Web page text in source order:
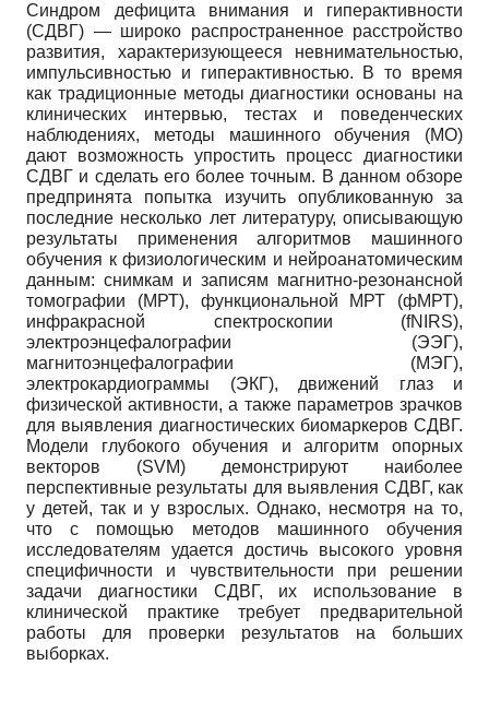
Синдром дефицита внимания и гиперактивности
(СДВГ) — широко распространенное расстройство
развития, характеризующееся невнимательностью,
импульсивностью и гиперактивностью. В то время
как традиционные методы диагностики основаны на
клинических интервью, тестах и поведенческих
наблюдениях, методы машинного обучения (МО)
дают возможность упростить процесс диагностики
СДВГ и сделать его более точным. В данном обзоре
предпринята попытка изучить опубликованную за
последние несколько лет литературу, описывающую
результаты применения алгоритмов машинного
обучения к физиологическим и нейроанатомическим
данным: снимкам и записям магнитно-резонансной
томографии (МРТ), функциональной МРТ (фМРТ),
инфракрасной спектроскопии (fNIRS),
электроэнцефалографии (ЭЭГ),
магнитоэнцефалографии (МЭГ),
электрокардиограммы (ЭКГ), движений глаз и
физической активности, а также параметров зрачков
для выявления диагностических биомаркеров СДВГ.
Модели глубокого обучения и алгоритм опорных
векторов (SVM) демонстрируют наиболее
перспективные результаты для выявления СДВГ, как
у детей, так и у взрослых. Однако, несмотря на то,
что с помощью методов машинного обучения
исследователям удается достичь высокого уровня
специфичности и чувствительности при решении
задачи диагностики СДВГ, их использование в
клинической практике требует предварительной
работы для проверки результатов на больших
выборках.